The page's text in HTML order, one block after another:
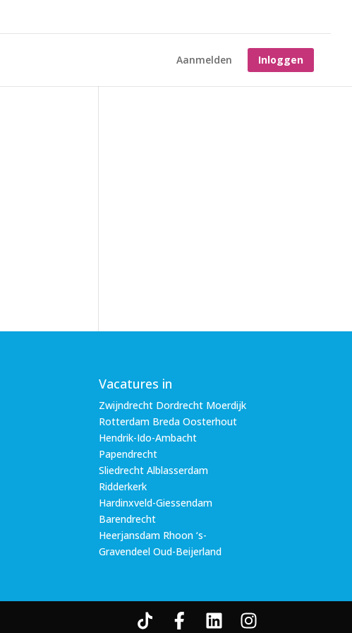
Inloggen
Aanmelden
Vacatures in
Zwijndrecht Dordrecht Moerdijk
Rotterdam Breda Oosterhout
Hendrik-Ido-Ambacht
Papendrecht
Sliedrecht Alblasserdam
Ridderkerk
Hardinxveld-Giessendam
Barendrecht
Heerjansdam Rhoon ‘s-
Gravendeel Oud-Beijerland